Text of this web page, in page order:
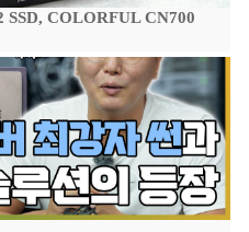
SSD, COLORFUL CN700